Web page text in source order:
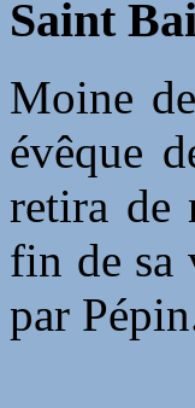
Saint
Moine
évêque
retira de
fin de sa
par